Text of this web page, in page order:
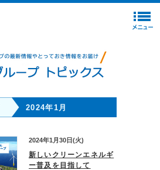
2024年1月
2024年1月30日(火)
新しいクリーンエネルギ
ー普及を目指して